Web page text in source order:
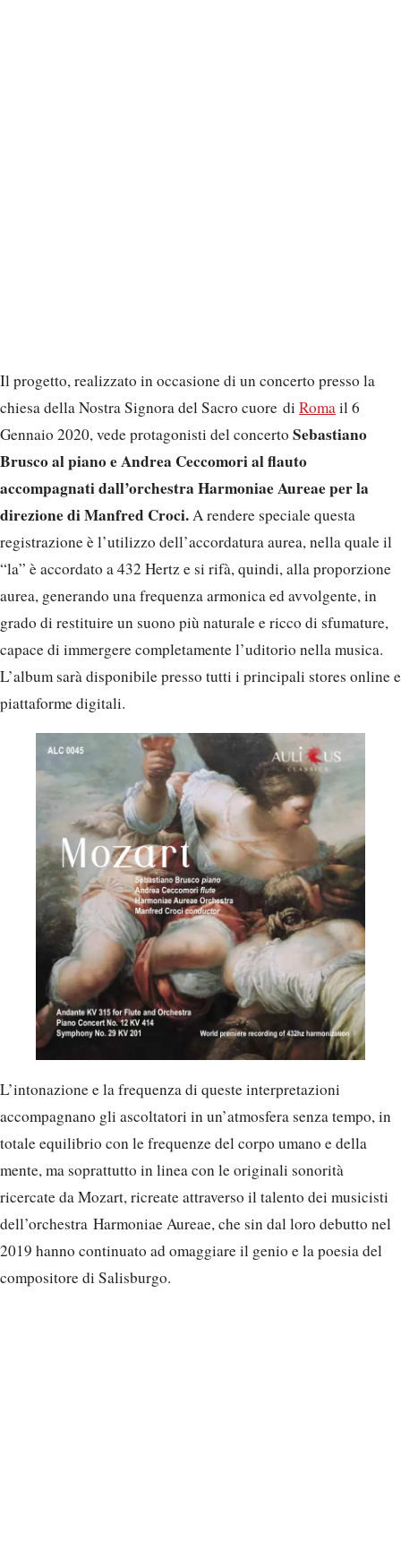
Il progetto, realizzato in occasione di un concerto presso la
chiesa della Nostra Signora del Sacro cuore di Romail 6
Gennaio 2020, vede protagonisti del concerto Sebastiano
Brusco al piano e Andrea Ceccomori al flauto
accompagnati dall’orchestra Harmoniae Aureae per la
direzione di Manfred Croci.A rendere speciale questa
registrazione è l’utilizzo dell’accordatura aurea, nella quale il
“la” è accordato a 432 Hertz e si rifà, quindi, alla proporzione
aurea, generando una frequenza armonica ed avvolgente, in
grado di restituire un suono più naturale e ricco di sfumature,
capace di immergere completamente l’uditorio nella musica.
L’album sarà disponibile presso tutti i principali stores online e
piattaforme digitali.
L’intonazione e la frequenza di queste interpretazioni
accompagnano gli ascoltatori in un’atmosfera senza tempo, in
totale equilibrio con le frequenze del corpo umano e della
mente, ma soprattutto in linea con le originali sonorità
ricercate da Mozart, ricreate attraverso il talento dei musicisti
dell’orchestra Harmoniae Aureae, che sin dal loro debutto nel
2019 hanno continuato ad omaggiare il genio e la poesia del
compositore di Salisburgo.